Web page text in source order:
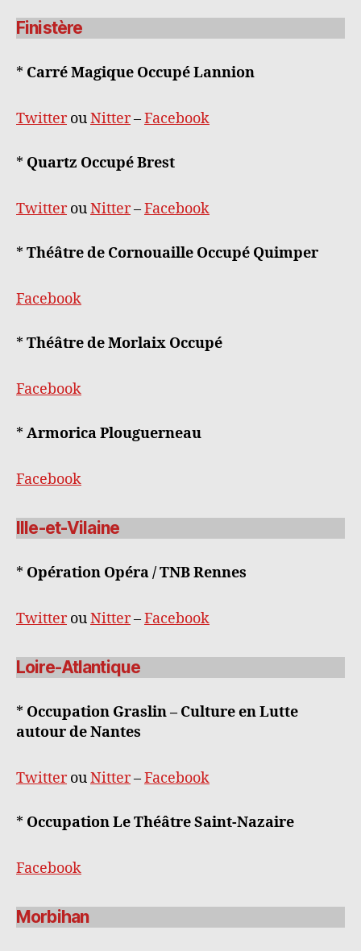
Finistère
* Carré Magique Occupé Lannion
TwitterouNitter–Facebook
* Quartz Occupé Brest
TwitterouNitter–Facebook
* Théâtre de Cornouaille Occupé Quimper
Facebook
* Théâtre de Morlaix Occupé
Facebook
* Armorica Plouguerneau
Facebook
Ille-et-Vilaine
* Opération Opéra / TNB Rennes
TwitterouNitter–Facebook
Loire-Atlantique
* Occupation Graslin – Culture en Lutte
autour de Nantes
TwitterouNitter–Facebook
* Occupation Le Théâtre Saint-Nazaire
Facebook
Morbihan